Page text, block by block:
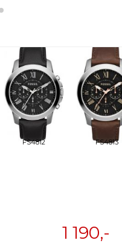
FS4812 FS4813
1 190,-